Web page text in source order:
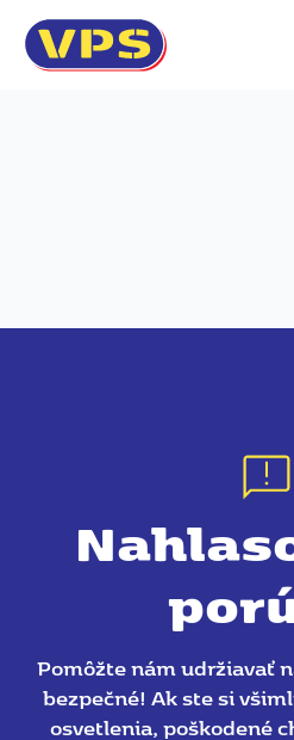
Pomôžte nám udržiavať
bezpečné! Ak ste si
osvetlenia, poškodené